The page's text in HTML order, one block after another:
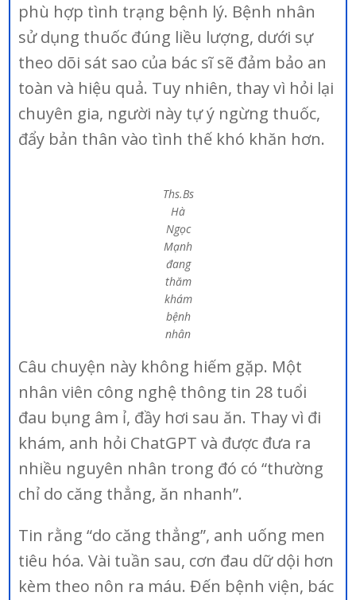
phù hợp tình trạng bệnh lý. Bệnh nhân
sử dụng thuốc đúng liều lượng, dưới sự
theo dõi sát sao của bác sĩ sẽ đảm bảo an
toàn và hiệu quả. Tuy nhiên, thay vì hỏi lại
chuyên gia, người này tự ý ngừng thuốc,
đẩy bản thân vào tình thế khó khăn hơn.
Ths.Bs
Hà
Ngọc
Mạnh
đang
thăm
khám
bệnh
nhân
Câu chuyện này không hiếm gặp. Một
nhân viên công nghệ thông tin 28 tuổi
đau bụng âm ỉ, đầy hơi sau ăn. Thay vì đi
khám, anh hỏi ChatGPT và được đưa ra
nhiều nguyên nhân trong đó có “thường
chỉ do căng thẳng, ăn nhanh”.
Tin rằng “do căng thẳng”, anh uống men
tiêu hóa. Vài tuần sau, cơn đau dữ dội hơn
kèm theo nôn ra máu. Đến bệnh viện, bác